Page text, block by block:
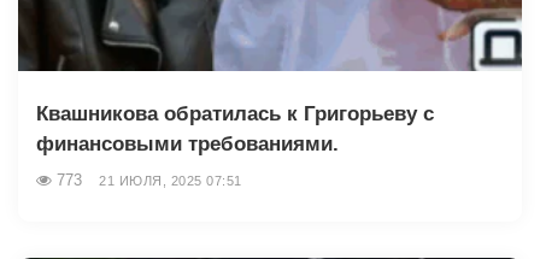
Квашникова обратилась к Григорьеву с
финансовыми требованиями.
773 21 ИЮЛЯ, 2025 07:51